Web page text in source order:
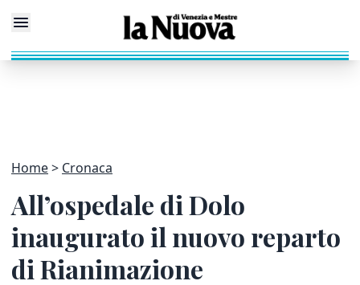
Home Cronaca
All’ospedale di Dolo
inaugurato il nuovo reparto
di Rianimazione